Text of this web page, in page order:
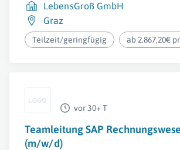
LebensGroß GmbH
Graz
Teilzeit/geringfügig ab 2.867,20€
vor 30+ T
Teamleitung SAP
(m/w/d)